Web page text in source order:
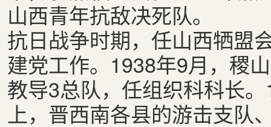
山西青年抗敌决死队。
抗日战争时期，任山西牺盟
建党工作。1938年9月，稷
教导3总队，任组织科科长
上，晋西南各县的游击支队